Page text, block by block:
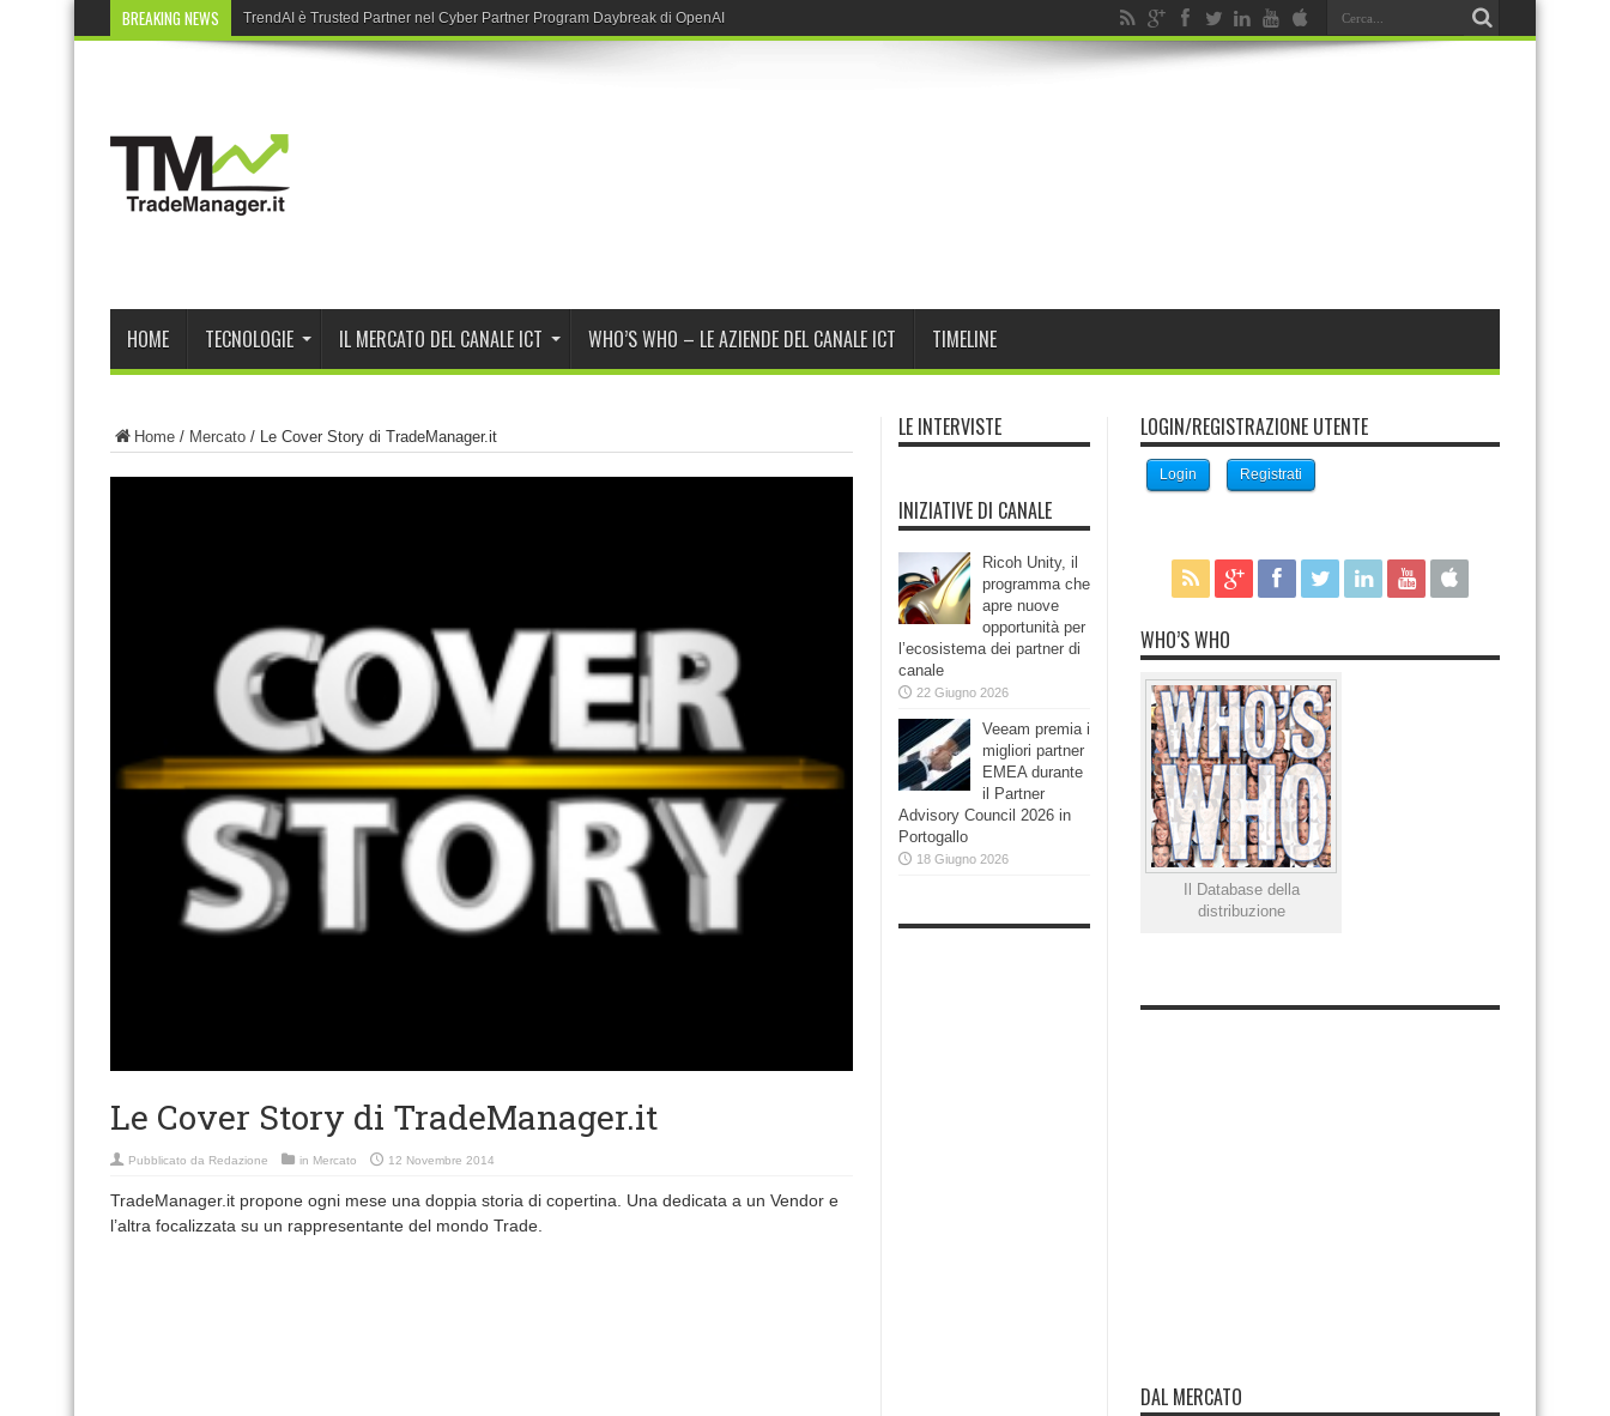
BREAKING NEWS Ricoh Unity, il pro
HOME TECNOLOGIE IL MERCATO DEL CANALE ICT WHO’S WHO – LE AZIENDE DEL CANALE ICT TIMELINE
Home / Mercato / Le Cover Story di TradeManager.it
Le Cover Story di TradeManager.it
Pubblicato da Redazione in Mercato 12 Novembre 2014
TradeManager.it propone ogni mese una doppia storia di copertina. Una dedicata a un Vendor e
l’altra focalizzata su un rappresentante del mondo Trade.
LE INTERVISTE
INIZIATIVE DI CANALE
Ricoh Unity, il
programma che
apre nuove
opportunità per
l’ecosistema dei partner di
canale
22 Giugno 2026
Veeam premia i
migliori partner
EMEA durante
il Partner
Advisory Council 2026 in
Portogallo
18 Giugno 2026
LOGIN/REGISTRAZIONE UTENTE
Login Registrati
WHO’S WHO
Il Database della
distribuzione
DAL MERCATO